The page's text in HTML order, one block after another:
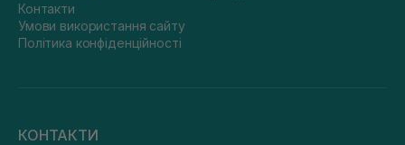
Контакти
Умови використання сайту
Політика конфіденційності
КОНТАКТИ